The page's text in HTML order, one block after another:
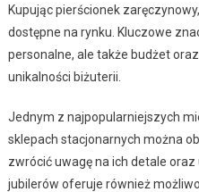
Kupując pierścionek
dostępne na rynku. Kluczowe
personalne, ale także budżet
unikalności biżuterii.
Jednym z najpopularniejszych
sklepach stacjonarnych można
zwrócić uwagę na ich detale
jubilerów oferuje również